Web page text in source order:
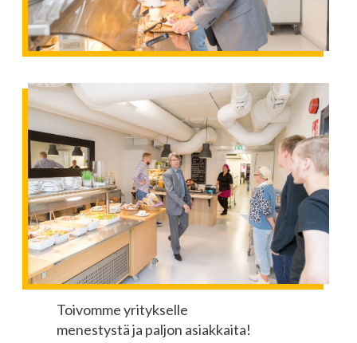
Toivomme yritykselle
menestystä ja paljon asiakkaita!